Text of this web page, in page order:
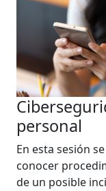
personal
En esta sesión
conocer
de un posible